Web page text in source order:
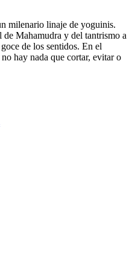
milenario linaje de yoguinis.
Mahamudra y del tantrismo a
de los sentidos. En el
hay nada que cortar, evitar o